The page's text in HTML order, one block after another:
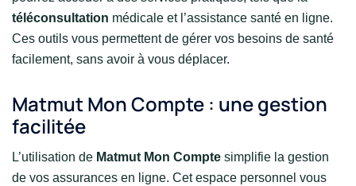
téléconsultation médicale et l’assistance santé en ligne.
Ces outils vous permettent de gérer vos besoins de santé
facilement, sans avoir à vous déplacer.
Matmut Mon Compte : une gestion
facilitée
L’utilisation de Matmut Mon Compte simplifie la gestion
de vos assurances en ligne. Cet espace personnel vous